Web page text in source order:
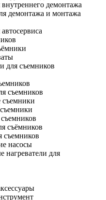
демонтажа
демонтажа и монтажа
для съемников
съемников
съемники
съёмников
насосы
для